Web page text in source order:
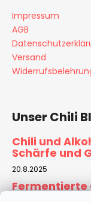
Impressum
AGB
Versand
Unser Chili
Chili und
Schärfe und
20.8.2025
Fermentierte